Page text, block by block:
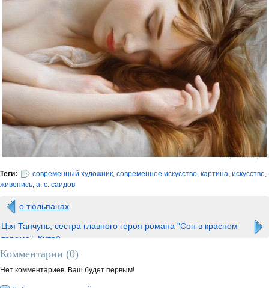
0 просмотров
Теги: современный художник современное искусство картина искусство
живопись а. с. саидов
о тюльпанах
Цзя Танчунь, сестра главного героя романа "Сон в красном
тереме". Китай.
Комментарии (0)
Нет комментариев. Ваш будет первым!